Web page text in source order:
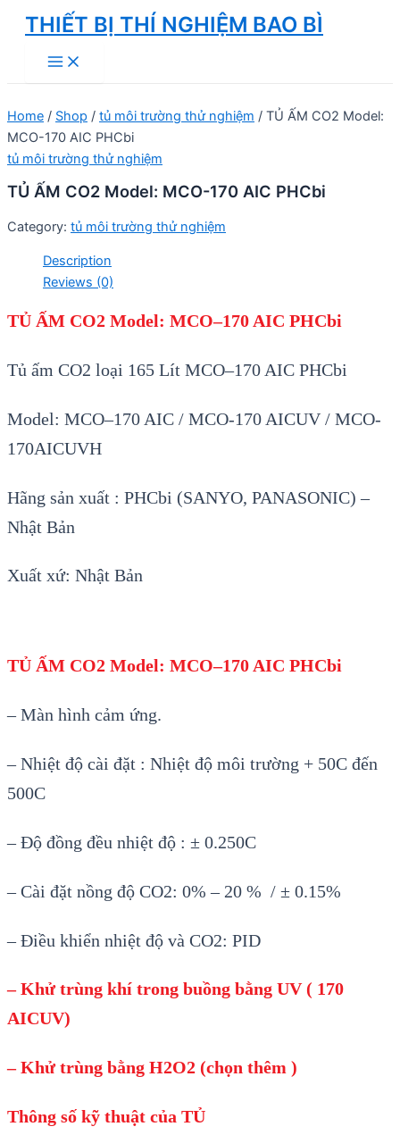
Skip
content
THIẾT BỊ THÍ NGHIỆM BAO BÌ
Main
Menu
Home / Shop / tủ môi trường thử nghiệm / TỦ ẤM CO2 Model:
MCO-170 AIC PHCbi
tủ môi trường thử nghiệm
TỦ ẤM CO2 Model: MCO-170 AIC PHCbi
Category: tủ môi trường thử nghiệm
Description
Reviews (0)
TỦ ẤM CO2 Model: MCO–170 AIC PHCbi
Tủ ấm CO2 loại 165 Lít MCO–170 AIC PHCbi
Model: MCO–170 AIC / MCO-170 AICUV / MCO-
170AICUVH
Hãng sản xuất : PHCbi (SANYO, PANASONIC) –
Nhật Bản
Xuất xứ: Nhật Bản
TỦ ẤM CO2 Model: MCO–170 AIC PHCbi
– Màn hình cảm ứng.
– Nhiệt độ cài đặt : Nhiệt độ môi trường + 50C đến
500C
– Độ đồng đều nhiệt độ : ± 0.250C
– Cài đặt nồng độ CO2: 0% – 20 % / ± 0.15%
– Điều khiển nhiệt độ và CO2: PID
– Khử trùng khí trong buồng bằng UV ( 170
AICUV)
– Khử trùng bằng H2O2 (chọn thêm )
Thông số kỹ thuật của TỦ